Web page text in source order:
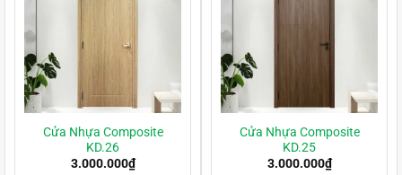
Cửa Nhựa Composite
KD.26
3.000.000₫
Cửa Nhựa Composite
KD.25
3.000.000₫